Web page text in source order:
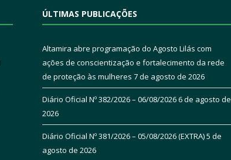
ÚLTIMAS PUBLICAÇÕES
Altamira abre programação do Agosto Lilás com
ações de conscientização e fortalecimento da rede
de proteção às mulheres 7 de agosto de 2026
Diário Oficial Nº 382/2026 – 06/08/20266 de agosto de
2026
Diário Oficial Nº 381/2026 – 05/08/2026 (EXTRA)5 de
agosto de 2026